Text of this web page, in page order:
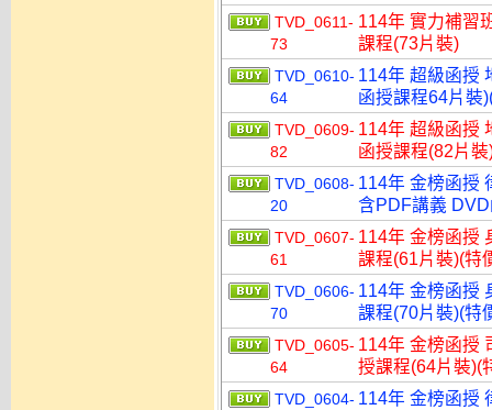
TVD_0611-
73
114年 實力補習
課程(73片裝)
TVD_0610-
64
114年 超級函授
函授課程64片裝
TVD_0609-
82
114年 超級函授
函授課程(82片
TVD_0608-
20
114年 金榜函授
含PDF講義
TVD_0607-
61
114年 金榜函授
課程(61片裝)(特
TVD_0606-
70
114年 金榜函授
課程(70片裝)(特
TVD_0605-
64
114年 金榜函授
授課程(64片裝)(
TVD_0604- 114年 金榜函授